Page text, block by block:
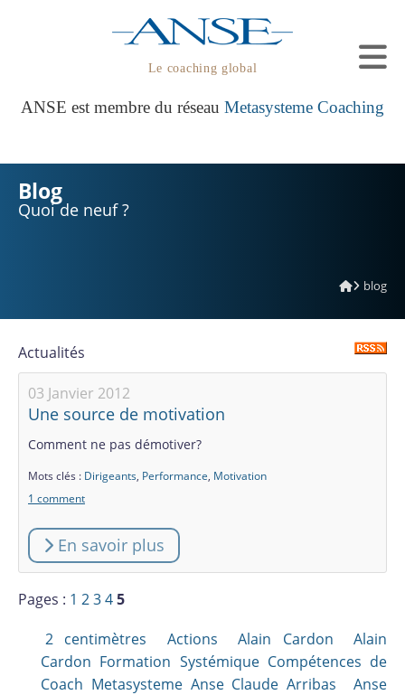
Le coaching global
ANSE est membre du réseau Metasysteme Coaching
Blog
Quoi de neuf ?
blog
Actualités
03 Janvier 2012
Une source de motivation
Comment ne pas démotiver?
Mots clés : Dirigeants, Performance, Motivation
1 comment
En savoir plus
Pages : 1 2345
2 centimètres
Actions Alain Cardon
Alain
Cardon Formation Systémique Compétences de
Coach Metasysteme Anse Claude Arribas
Anse